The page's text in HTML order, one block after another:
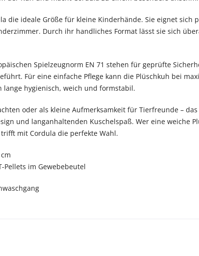
die ideale Größe für kleine Kinderhände. Sie eignet sich
Durch ihr handliches Format lässt sie sich
Spielzeugnorm EN 71 stehen für geprüfte
Für eine einfache Pflege kann die Plüschkuh bei
hygienisch, weich und formstabil.
oder als kleine Aufmerksamkeit für Tierfreunde –
und langanhaltenden Kuschelspaß. Wer eine weiche
mit Cordula die perfekte Wahl.
Pellets im Gewebebeutel